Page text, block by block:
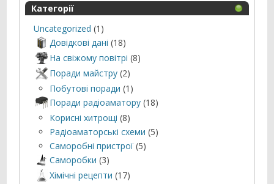
Категорії
Uncategorized (1)
Довідкові дані (18)
На свіжому повітрі (8)
Поради майстру (2)
Побутові поради (1)
Поради радіоаматору (18)
Корисні хитрощі (8)
Радіоаматорські схеми (5)
Саморобні пристрої (5)
Саморобки (3)
Хімічні рецепти (17)